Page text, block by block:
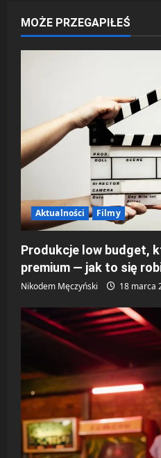
c
z
i
s
MOŻE PRZEGAPIŁEŚ
Aktualności Filmy
Produkcje low budget,
premium — jak to się
Nikodem Męczyński 18 marca